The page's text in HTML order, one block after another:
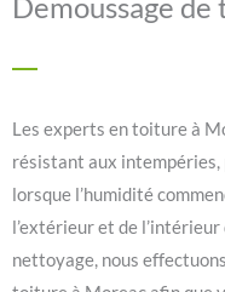
Les experts en toiture à
résistant aux intempéries,
lorsque l’humidité
l’extérieur et de
nettoyage, nous